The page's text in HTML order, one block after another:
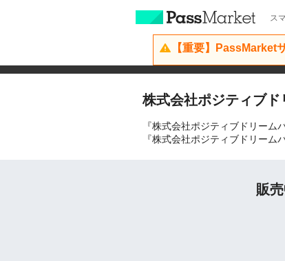
ス
【重要】PassMarket
株式会社ポジティブ
『株式会社ポジティブドリーム
『株式会社ポジティブドリーム
販売